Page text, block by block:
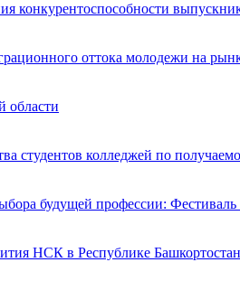
конкурентоспособности
оттока молодежи на
области
студентов колледжей по
будущей профессии:
НСК в Республике Башкортостан